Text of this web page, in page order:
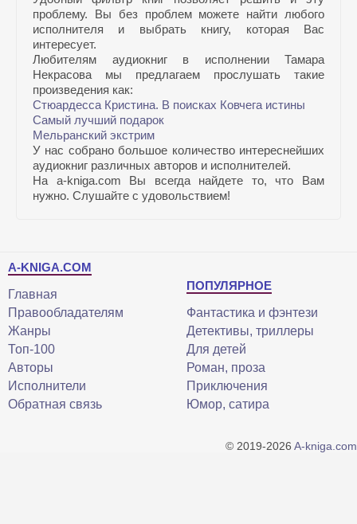
проблему. Вы без проблем можете найти любого
исполнителя и выбрать книгу, которая Вас
интересует.
Любителям аудиокниг в исполнении Тамара
Некрасова мы предлагаем прослушать такие
произведения как:
Стюардесса Кристина. В поисках Ковчега истины
Самый лучший подарок
Мельранский экстрим
У нас собрано большое количество интереснейших
аудиокниг различных авторов и исполнителей.
На a-kniga.com Вы всегда найдете то, что Вам
нужно. Слушайте с удовольствием!
A-KNIGA.COM
Главная
Правообладателям
Жанры
Топ-100
Авторы
Исполнители
Обратная связь
ПОПУЛЯРНОЕ
Фантастика и фэнтези
Детективы, триллеры
Для детей
Роман, проза
Приключения
Юмор, сатира
© 2019-2026 A-kniga.com